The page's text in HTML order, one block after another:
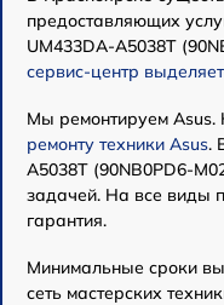
предоставляющих
UM433DA-A5038T
сервис-центр
Мы ремонтируем
ремонту техники Asus.
A5038T (90NB0PD6-
задачей. На все виды
гарантия.
Минимальные сроки
сеть мастерских